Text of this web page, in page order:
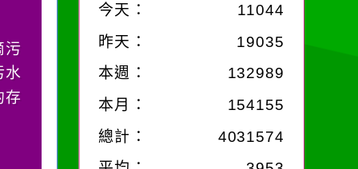
污
水
存
今天： 11044
昨天：
19035
本週：
132989
本月：
154155
總計：
4031574